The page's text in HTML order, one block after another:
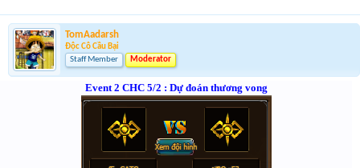
TomAadarsh
Độc Cô Cầu Bại
Staff Member
Moderator
Event 2 CHC 5/2 : Dự đoán thương vong